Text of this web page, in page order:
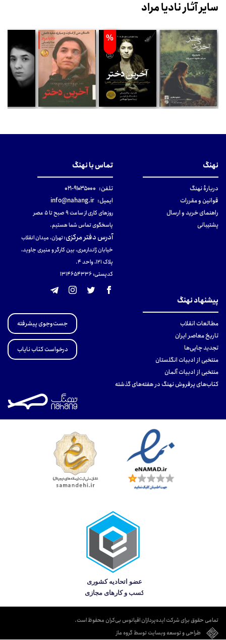
سایر آثار نادیا مراد
%
نهنگ
دربارهٔ نهنگ
قوانین و مقررات
راهنمای خرید و ارسال
پشتیبانی
تماس با نهنگ
تلفن: ۹۱۰۳۵۰۰۰-۰۲۱
ایمیل: info@nahang.ir
روزهای کاری از ساعت ۹ صبح تا ۵ عصر
پاسخگوی تماس شما هستیم.
آدرس دفتر مرکزی:تهران، میدان انقلاب
خیابان ژاندارمری، بین کارگر و منیری جاوید،
پلاک 121، واحد ۴.
کدپستی: 131465433۶
پیشنهاد نهنگ
مطالعات انقلاب
تاریخ معاصر ایران
تجدید چاپی‌ها
منتخبی از ادبیات انگلستان
منتخبی از ادبیات آلمان
کتاب‌های پرفروش نهنگ در هفته‌های گذشته
جست‌وجوی پیشرفته
درخواست کتاب نایاب
تمامی حقوق برای شرکت ایده‌پردازان اقیانوس بی‌کران محفوظ است.
طراحی و توسعه وبسایت توسط گروه ماز